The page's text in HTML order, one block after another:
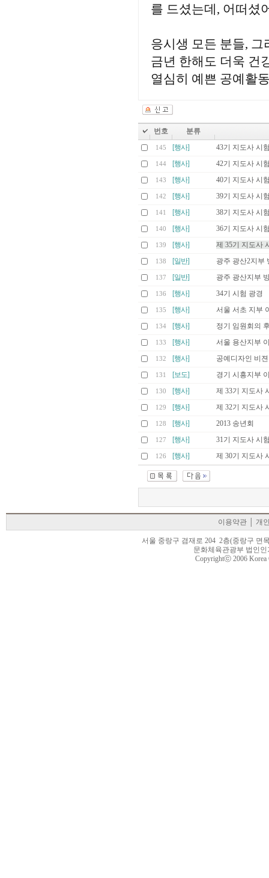
를 드셨는데, 어떠셨
응시생 모든 분들,
금년 한해도 더욱 건
열심히 예쁜 공예활
번호 분류
145 [행사] 43기 지도사 시
144 [행사] 42기 지도사 시
143 [행사] 40기 지도사 시
142 [행사] 39기 지도사 시
141 [행사] 38기 지도사 시
140 [행사] 36기 지도사 시
139 [행사] 제 35기 지도사
138 [일반] 광주 광산2지부
137 [일반] 광주 광산지부
136 [행사] 34기 시험 광경
135 [행사] 서울 서초 지부
134 [행사] 정기 임원회의
133 [행사] 서울 용산지부
132 [행사] 공예디자인 비
131 [보도] 경기 시흥지부
130 [행사] 제 33기 지도사
129 [행사] 제 32기 지도사
128 [행사] 2013 송년회
127 [행사] 31기 지도사 시
126 [행사] 제 30기 지도사
이용약관 │개
서울 중랑구 겸재로 204 2층(중랑구 면
문화체육관광부 법인인
Copyrightⓒ 2006 Korea